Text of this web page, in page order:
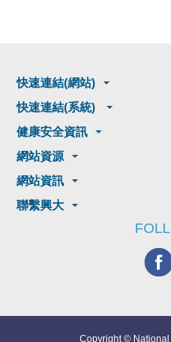
快速連結(網站)
快速連結(系統)
健康安全資訊
網站資源
網站資訊
聯繫興大
Copyright ©